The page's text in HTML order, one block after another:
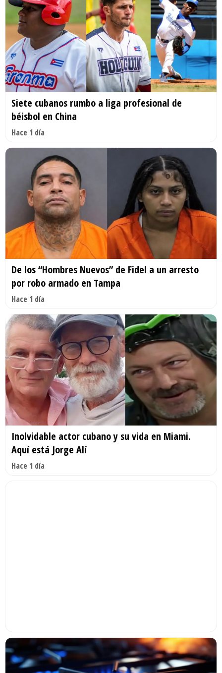
Siete cubanos rumbo a liga profesional de
béisbol en China
Hace 1 día
De los “Hombres Nuevos” de Fidel a un arresto
por robo armado en Tampa
Hace 1 día
Inolvidable actor cubano y su vida en Miami.
Aquí está Jorge Alí
Hace 1 día